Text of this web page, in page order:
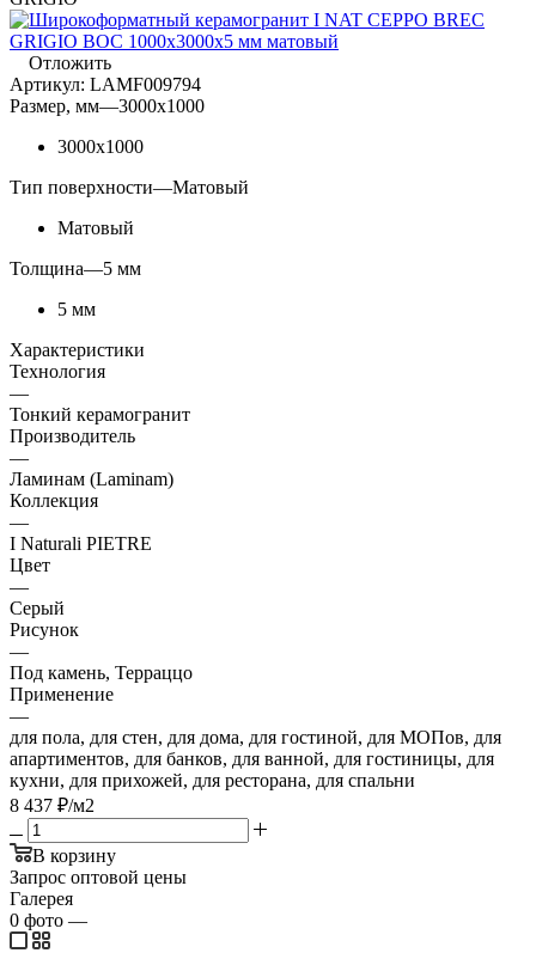
Отложить
Артикул: LAMF009794
Размер, мм—3000x1000
3000x1000
Тип поверхности—Матовый
Матовый
Толщина—5 мм
5 мм
Характеристики
Технология
—
Тонкий керамогранит
Производитель
—
Ламинам (Laminam)
Коллекция
—
I Naturali PIETRE
Цвет
—
Серый
Рисунок
—
Под камень, Терраццо
Применение
—
для пола, для стен, для дома, для гостиной, для МОПов, для
апартиментов, для банков, для ванной, для гостиницы, для
кухни, для прихожей, для ресторана, для спальни
8 437 ₽/м2
В корзину
Запрос оптовой цены
Галерея
0 фото —